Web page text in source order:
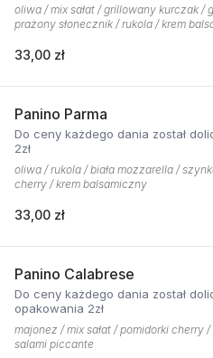
oliwa / mix sałat / grillowany kurczak /
prażony słonecznik / rukola / krem
33,00 zł
Panino Parma
Do ceny każdego dania został
2zł
oliwa / rukola / biała mozzarella /
cherry / krem balsamiczny
33,00 zł
Panino Calabrese
Do ceny każdego dania został
opakowania 2zł
majonez / mix sałat / pomidorki cherry
salami piccante